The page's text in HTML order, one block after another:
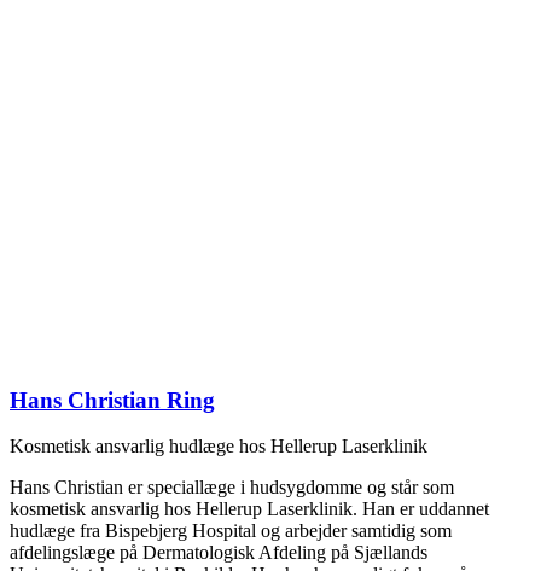
Hans Christian Ring
Kosmetisk ansvarlig hudlæge hos Hellerup Laserklinik
Hans Christian er speciallæge i hudsygdomme og står som
kosmetisk ansvarlig hos Hellerup Laserklinik. Han er uddannet
hudlæge fra Bispebjerg Hospital og arbejder samtidig som
afdelingslæge på Dermatologisk Afdeling på Sjællands